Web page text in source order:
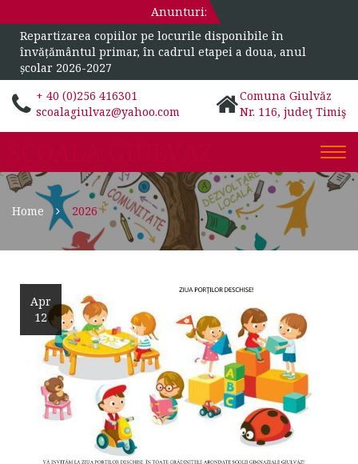
Anunturi:
Repartizarea copiilor pe locurile disponibile în
învățământul primar, în cadrul etapei a doua, anul
școlar 2026-2027
+ 40 (0)256 416301
scoalagiulvaz@yahoo.com
Comuna Giulvăz
Nr. 116, judeţ Timiş
Home 2026
Apr
12